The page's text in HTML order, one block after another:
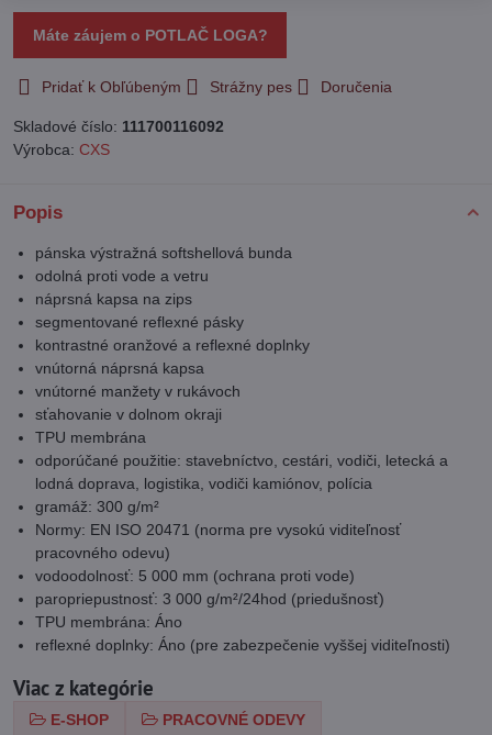
Máte záujem o POTLAČ LOGA?
Pridať k Obľúbeným Strážny pes Doručenia
Skladové číslo: 111700116092
Výrobca: CXS
Popis
pánska výstražná softshellová bunda
odolná proti vode a vetru
náprsná kapsa na zips
segmentované reflexné pásky
kontrastné oranžové a reflexné doplnky
vnútorná náprsná kapsa
vnútorné manžety v rukávoch
sťahovanie v dolnom okraji
TPU membrána
odporúčané použitie: stavebníctvo, cestári, vodiči, letecká a
lodná doprava, logistika, vodiči kamiónov, polícia
gramáž: 300 g/m²
Normy: EN ISO 20471 (norma pre vysokú viditeľnosť
pracovného odevu)
vodoodolnosť: 5 000 mm (ochrana proti vode)
paropriepustnosť: 3 000 g/m²/24hod (priedušnosť)
TPU membrána: Áno
reflexné doplnky: Áno (pre zabezpečenie vyššej viditeľnosti)
Viac z kategórie
E-SHOP PRACOVNÉ ODEVY